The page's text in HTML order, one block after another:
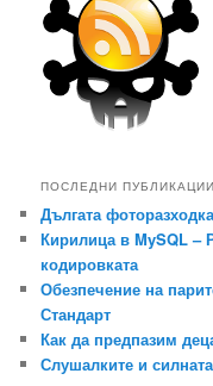
ПОСЛЕДНИ ПУБЛИКАЦИИ
Дългата
Кирилица в MySQL –
кодировката
Обезпечение на
Стандарт
Как да предпазим
Слушалките и